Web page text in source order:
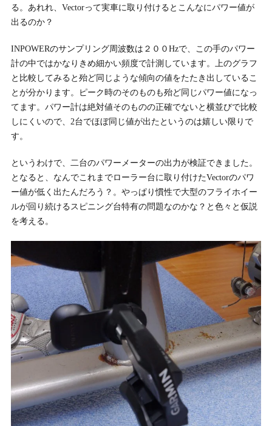
る。あれれ、Vectorって実車に取り付けるとこんなにパワー値が
出るのか？
INPOWERのサンプリング周波数は２００Hzで、この手のパワー
計の中ではかなりきめ細かい頻度で計測しています。上のグラフ
と比較してみると殆ど同じような傾向の値をたたき出しているこ
とが分かります。ピーク時のそのものも殆ど同じパワー値になっ
てます。パワー計は絶対値そのものの正確でないと横並びで比較
しにくいので、2台でほぼ同じ値が出たというのは嬉しい限りで
す。
というわけで、二台のパワーメーターの出力が検証できました。
となると、なんでこれまでローラー台に取り付けたVectorのパワ
ー値が低く出たんだろう？。やっぱり慣性で大型のフライホイー
ルが回り続けるスピニング台特有の問題なのかな？と色々と仮説
を考える。